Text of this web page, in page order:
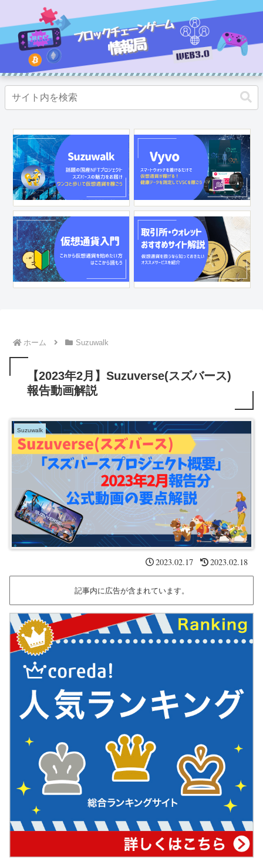
ホーム Suzuwalk
【2023年2月】Suzuverse(スズバース)
報告動画解説
Suzuwalk
2023.02.17 2023.02.18
記事内に広告が含まれています。